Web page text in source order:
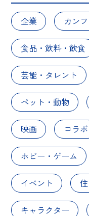
企業 カン
食品・飲料・飲食
芸能・タレント
ペット・動物
映画 コラボ
ホビー・ゲーム
イベント
キャラクター